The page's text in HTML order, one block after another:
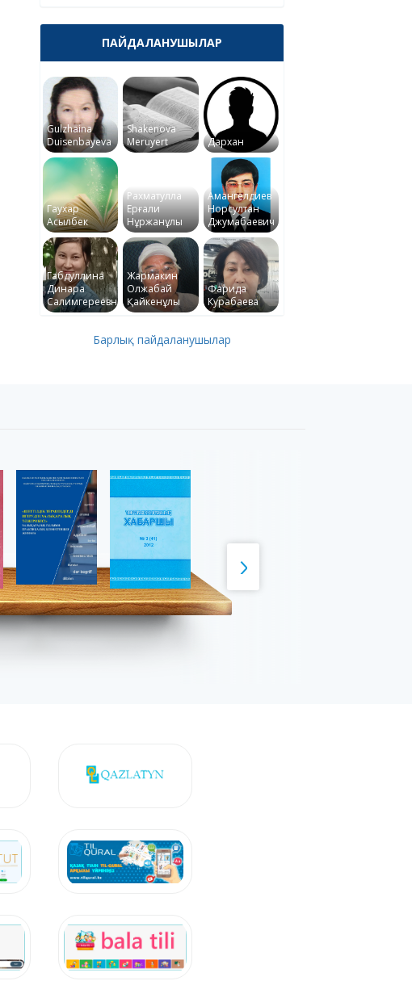
ПАЙДАЛАНУШЫЛАР
Gulzhaina
Duisenbayeva
Shakenova
Meruyert
Дархан
Гаухар
Асылбек
Рахматулла
Ерғали
Нұржанұлы
Амангелдиев
Норсултан
Джумабаевич
Габдуллина
Динара
Салимгереевна
Жармакин
Олжабай
Қайкенұлы
Фарида
Курабаева
Барлық пайдаланушылар